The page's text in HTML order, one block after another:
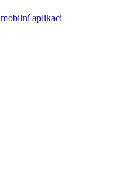
mobilní aplikaci –